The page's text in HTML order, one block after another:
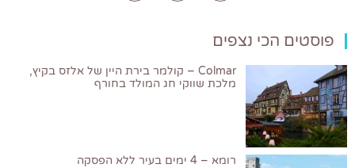
פוסטים הכי נצפים
Colmar – קולמר בירת היין של אלזס בקיץ,
מלכת שווקי חג המולד בחורף
רומא – 4 ימים בעיר ללא הפסקה